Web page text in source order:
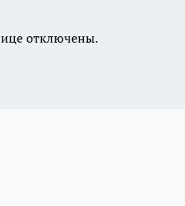
отключены.